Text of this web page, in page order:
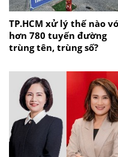
TP.HCM xử lý thế nào
hơn 780 tuyến đường
trùng tên, trùng số?